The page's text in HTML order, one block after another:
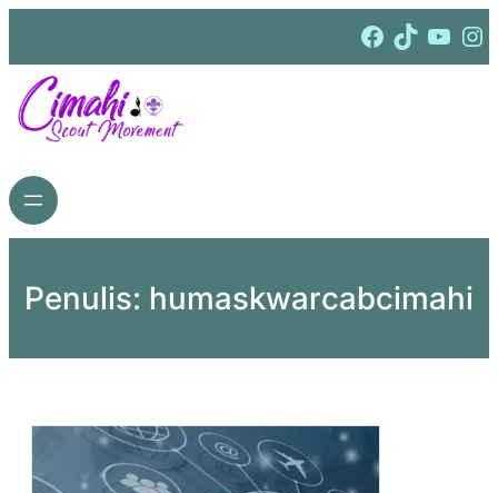
Facebook TikTok YouTube Instagram
Penulis: humaskwarcabcimahi